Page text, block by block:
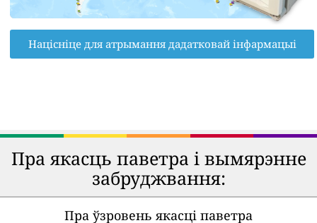
Націсніце для атрымання дадатковай інфармацыі
Пра якасць паветра і вымярэнне
забруджвання:
Пра ўзровень якасці паветра